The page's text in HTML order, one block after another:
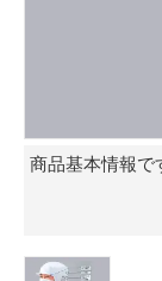
商品基本情報